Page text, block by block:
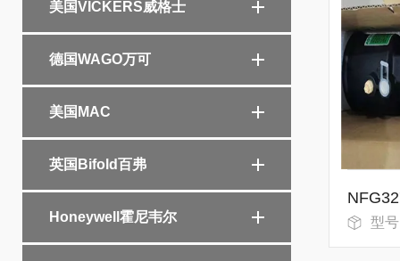
美国VICKERS威格士
德国WAGO万可
美国MAC
英国Bifold百弗
Honeywell霍尼韦尔 型